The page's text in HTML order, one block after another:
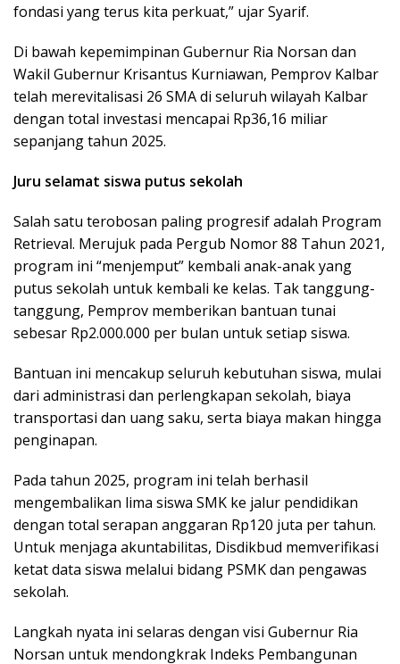
fondasi yang terus kita perkuat,” ujar Syarif.
Di bawah kepemimpinan Gubernur Ria Norsan dan
Wakil Gubernur Krisantus Kurniawan, Pemprov Kalbar
telah merevitalisasi 26 SMA di seluruh wilayah Kalbar
dengan total investasi mencapai Rp36,16 miliar
sepanjang tahun 2025.
Juru selamat siswa putus sekolah
Salah satu terobosan paling progresif adalah Program
Retrieval. Merujuk pada Pergub Nomor 88 Tahun 2021,
program ini “menjemput” kembali anak-anak yang
putus sekolah untuk kembali ke kelas. Tak tanggung-
tanggung, Pemprov memberikan bantuan tunai
sebesar Rp2.000.000 per bulan untuk setiap siswa.
Bantuan ini mencakup seluruh kebutuhan siswa, mulai
dari administrasi dan perlengkapan sekolah, biaya
transportasi dan uang saku, serta biaya makan hingga
penginapan.
Pada tahun 2025, program ini telah berhasil
mengembalikan lima siswa SMK ke jalur pendidikan
dengan total serapan anggaran Rp120 juta per tahun.
Untuk menjaga akuntabilitas, Disdikbud memverifikasi
ketat data siswa melalui bidang PSMK dan pengawas
sekolah.
Langkah nyata ini selaras dengan visi Gubernur Ria
Norsan untuk mendongkrak Indeks Pembangunan